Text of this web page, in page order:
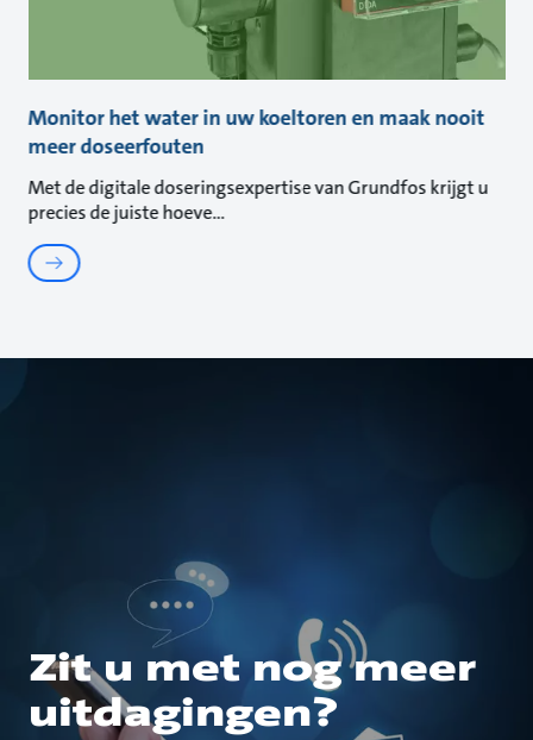
Monitor het water in uw koeltoren en maak nooit
meer doseerfouten
Met de digitale doseringsexpertise van Grundfos krijgt u
precies de juiste hoeve
Zit u met nog meer
uitdagingen?